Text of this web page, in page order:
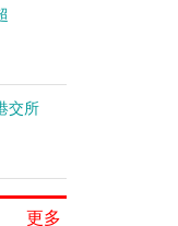
交所
更多